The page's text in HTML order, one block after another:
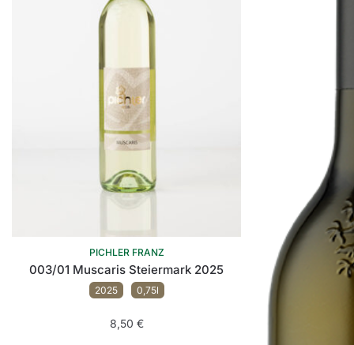
PICHLER FRANZ
003/01 Muscaris Steiermark 2025
2025 0,75l
8,50 €